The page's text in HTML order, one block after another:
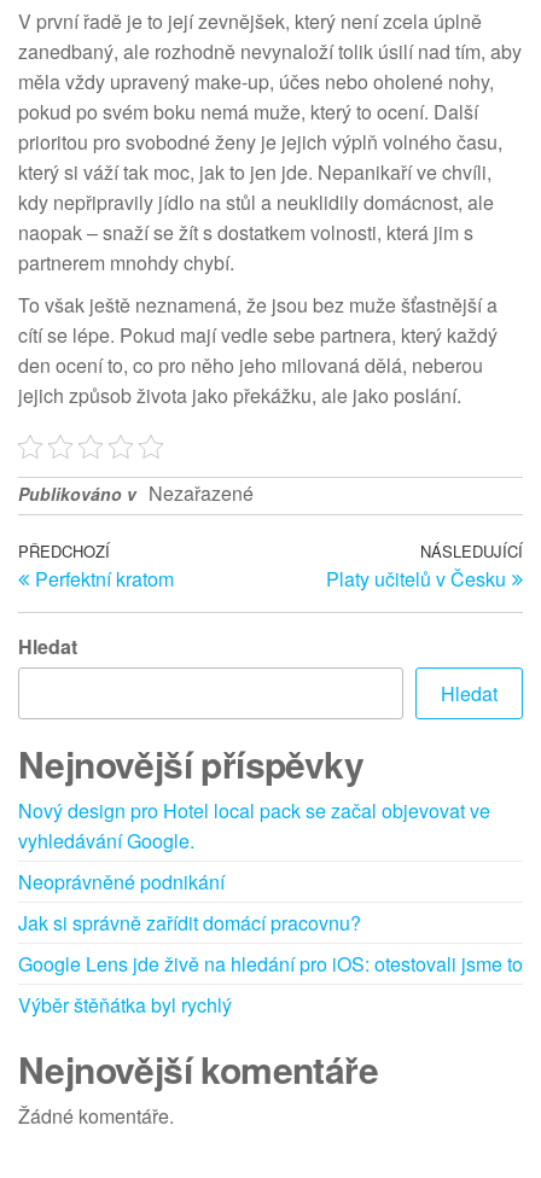
V první řadě je to její zevnějšek, který není zcela úplně
zanedbaný, ale rozhodně nevynaloží tolik úsilí nad tím, aby
měla vždy upravený make-up, účes nebo oholené nohy,
pokud po svém boku nemá muže, který to ocení. Další
prioritou pro svobodné ženy je jejich výplň volného času,
který si váží tak moc, jak to jen jde. Nepanikaří ve chvíli,
kdy nepřipravily jídlo na stůl a neuklidily domácnost, ale
naopak – snaží se žít s dostatkem volnosti, která jim s
partnerem mnohdy chybí.
To však ještě neznamená, že jsou bez muže šťastnější a
cítí se lépe. Pokud mají vedle sebe partnera, který každý
den ocení to, co pro něho jeho milovaná dělá, neberou
jejich způsob života jako překážku, ale jako poslání.
Publikováno v Nezařazené
Navigace
pro
příspěvek
Předchozí
článek
PŘEDCHOZÍ
Perfektní kratom
NÁSLEDUJÍCÍ
Platy učitelů v Česku
Hledat
Hledat
Nejnovější příspěvky
Nový design pro Hotel local pack se začal objevovat ve
vyhledávání Google.
Neoprávněné podnikání
Jak si správně zařídit domácí pracovnu?
Google Lens jde živě na hledání pro iOS: otestovali jsme to
Výběr štěňátka byl rychlý
Nejnovější komentáře
Žádné komentáře.